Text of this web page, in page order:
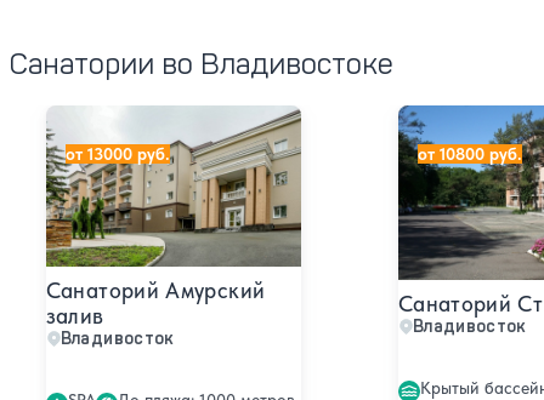
Санатории во Владивостоке
Санаторий Амурский
залив
Владивосток
Санаторий Амурский залив
от 13000 руб.
Санаторий
Владивосток
Крытый
Санаторий
от 10800 руб.